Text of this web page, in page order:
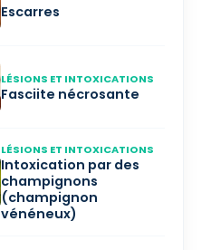
Escarres
LÉSIONS ET INTOXICATIONS
Fasciite nécrosante
LÉSIONS ET INTOXICATIONS
Intoxication par des
champignons
(champignon
vénéneux)